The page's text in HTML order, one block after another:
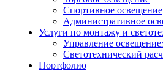
Спортивное освещение
Административное
Услуги по монтажу и
Управление
Светотехнический
Портфолио